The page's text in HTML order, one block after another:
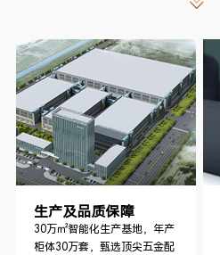
生产及品质保障
30万㎡智能化生产基地，年产
柜体30万套，甄选顶尖五金配